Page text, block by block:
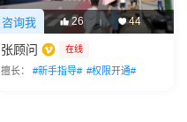
咨询我 26 | 44
张顾问 在线
擅长： #新手指导# #权限开通#